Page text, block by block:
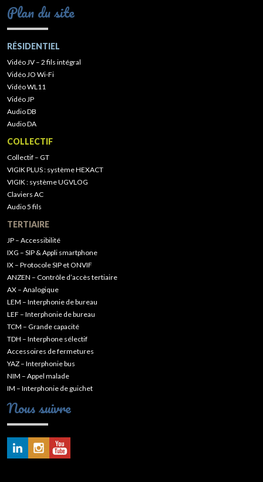
Plan du site
RÉSIDENTIEL
Vidéo JV – 2 fils intégral
Vidéo JO Wi-Fi
Vidéo WL11
Vidéo JP
Audio DB
Audio DA
COLLECTIF
Collectif – GT
VIGIK PLUS : système HEXACT
VIGIK : système UGVLOG
Claviers AC
Audio 5 fils
TERTIAIRE
JP – Accessibilité
IXG – SIP & Appli smartphone
IX – Protocole SIP et ONVIF
ANZEN – Contrôle d’accès tertiaire
AX – Analogique
LEM – Interphonie de bureau
LEF – Interphonie de bureau
TCM – Grande capacité
TDH – Interphone sélectif
Accessoires de fermetures
YAZ – Interphonie bus
NIM – Appel malade
IM – Interphonie de guichet
Nous suivre